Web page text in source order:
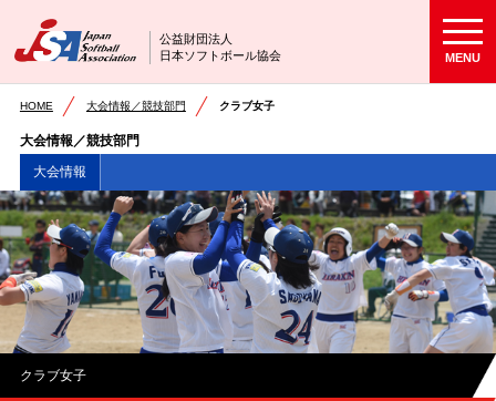
公益財団法人
日本ソフトボール協会
MENU
HOME 大会情報／競技部門 クラブ女子
大会情報／競技部門
大会情報
クラブ女子